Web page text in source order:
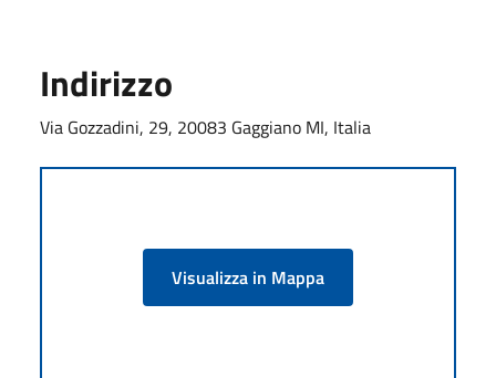
Indirizzo
Via Gozzadini, 29, 20083 Gaggiano MI, Italia
Visualizza in Mappa